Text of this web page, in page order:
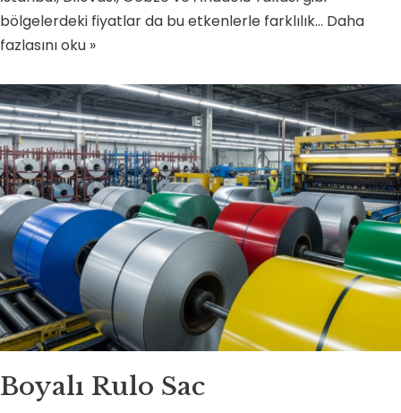
bölgelerdeki fiyatlar da bu etkenlerle farklılık… Daha
fazlasını oku »
Boyalı Rulo Sac